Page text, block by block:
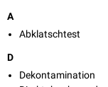
A
Abklatschtest
D
Dekontamination